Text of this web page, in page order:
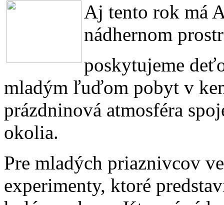
Aj tento rok má
nádhernom
poskytujeme
mladým ľuďom pobyt v
prázdninová atmosféra
okolia.
Pre mladých priaznivcov
experimenty, ktoré